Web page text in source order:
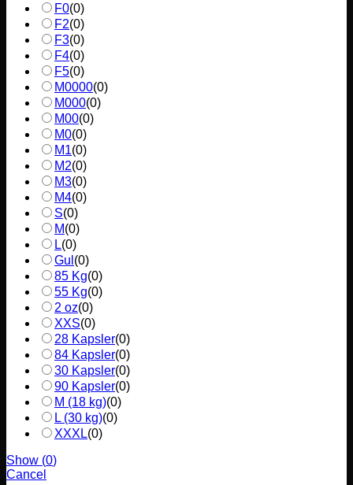
F0(0)
F2(0)
F3(0)
F4(0)
F5(0)
M0000(0)
M000(0)
M00(0)
M0(0)
M1(0)
M2(0)
M3(0)
M4(0)
S(0)
M(0)
L(0)
Gul (0)
85 Kg(0)
55 Kg(0)
2 oz(0)
XXS(0)
28 Kapsler(0)
84 Kapsler(0)
30 Kapsler(0)
90 Kapsler(0)
M (18 kg)(0)
L (30 kg)(0)
XXXL(0)
Show (0)
Cancel